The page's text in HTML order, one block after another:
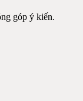
góp ý kiến.